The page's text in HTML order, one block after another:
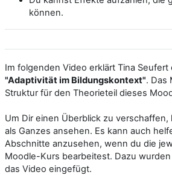
können.
Im folgenden Video erklärt Tina Seufert
"Adaptivität im Bildungskontext". Das
Struktur für den Theorieteil dieses
Um Dir einen Überblick zu verschaffen,
als Ganzes ansehen. Es kann auch
Abschnitte anzusehen, wenn du die
Moodle-Kurs bearbeitest. Dazu
das Video eingefügt.